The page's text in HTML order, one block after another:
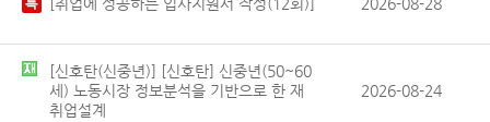
[신호탄(신중년)] [신호탄] 신중년(50~60
세) 노동시장 정보분석을 기반으로 한 재
취업설계
2026-08-24